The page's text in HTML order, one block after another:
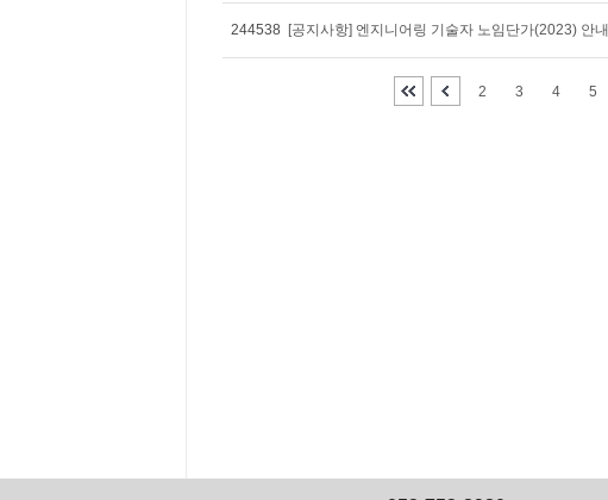
244538 [공지사항] 엔지니어링 기술자 노임단가(2023) 안내
2 3 4 5